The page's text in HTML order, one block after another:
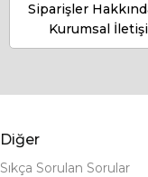
Siparişler
Kurumsal
Diğer
Sıkça Sorulan Sorular